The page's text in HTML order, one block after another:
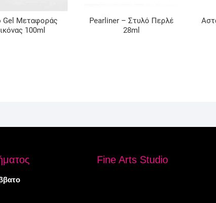
Gel Μεταφοράς
100ml
Pearliner – Στυλό Περλέ
28ml
Fine Arts Studio